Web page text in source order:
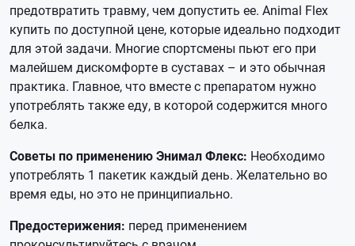
предотвратить травму, чем допустить ее. Animal Flex
купить по доступной цене, которые идеально подходит
для этой задачи. Многие спортсмены пьют его при
малейшем дискомфорте в суставах – и это обычная
практика. Главное, что вместе с препаратом нужно
употреблять также еду, в которой содержится много
белка.
Советы по применению Энимал Флекс: Необходимо
употреблять 1 пакетик каждый день. Желательно во
время еды, но это не принципиально.
Предостерижения: перед применением